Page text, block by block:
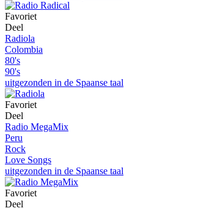
Favoriet
Deel
Radiola
Colombia
80's
90's
uitgezonden in de Spaanse taal
Favoriet
Deel
Radio MegaMix
Peru
Rock
Love Songs
uitgezonden in de Spaanse taal
Favoriet
Deel